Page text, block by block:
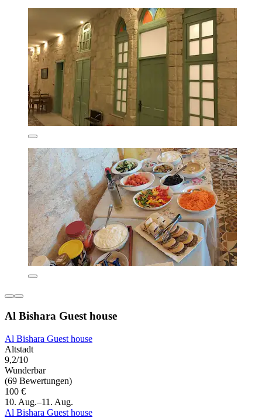
Al Bishara Guest house
Al Bishara Guest house
Altstadt
9,2/10
Wunderbar
(69 Bewertungen)
100 €
10. Aug.–11. Aug.
Al Bishara Guest house